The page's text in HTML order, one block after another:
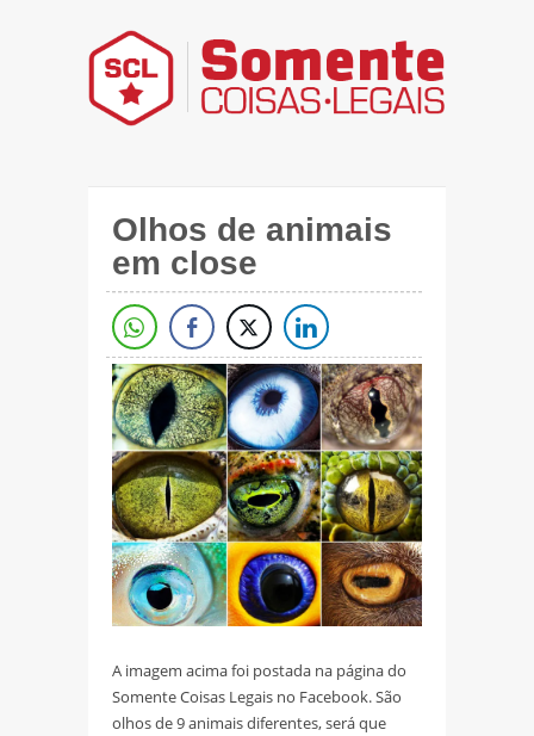
Olhos de animais
em close
A imagem acima foi postada na página do
Somente Coisas Legais no Facebook. São
olhos de 9 animais diferentes, será que